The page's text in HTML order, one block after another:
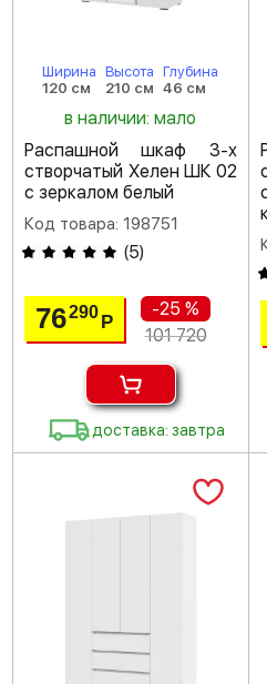
Ширина
120 см
Высота
210 см
Глубина
46 см
в наличии: мало
Распашной шкаф 3-х
створчатый Хелен ШК 02
с зеркалом белый
Код товара: 198751
(5)
76290Р
-25 %
101 720
доставка: завтра